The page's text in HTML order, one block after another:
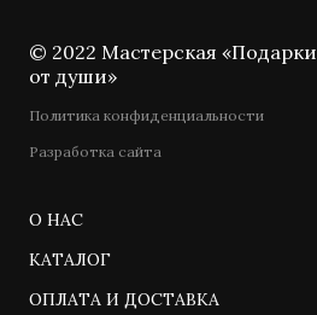
© 2022 Мастерская «Подарки
от души»
Политика конфиденциальности
Разработка сайта
О НАС
КАТАЛОГ
ОПЛАТА И ДОСТАВКА